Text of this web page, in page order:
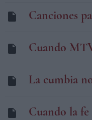
Canciones
Cuando
La cumbia
Cuando la